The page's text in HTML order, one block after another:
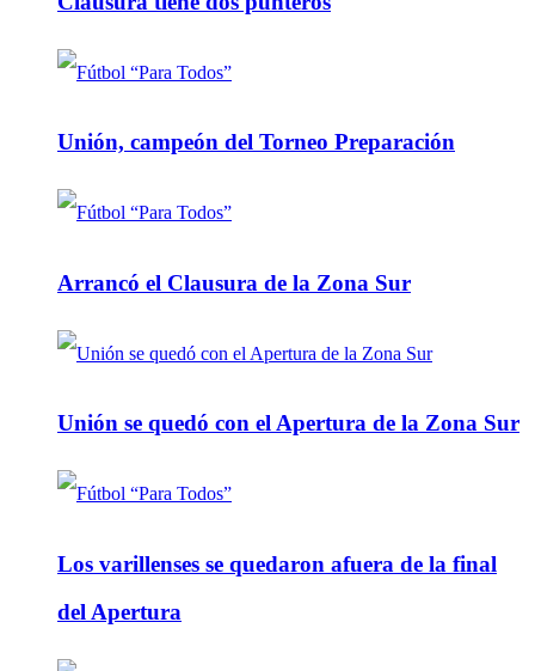
Unión, campeón del Torneo Preparación
Arrancó el Clausura de la Zona Sur
Unión se quedó con el Apertura de la Zona Sur
Los varillenses se quedaron afuera de la final
del Apertura